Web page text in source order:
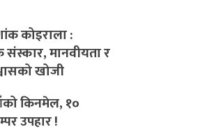
कोइराला :
संस्कार, मानवीयता र
खोजी
किनमेल, १०
उपहार !